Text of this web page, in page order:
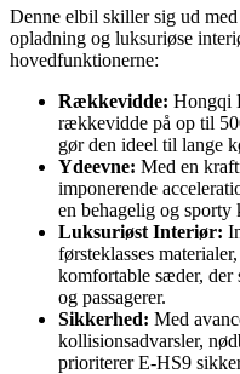
Denne elbil skiller sig ud
opladning og luksuriøse
hovedfunktionerne:
Rækkevidde: Hongqi
rækkevidde på op til
gør den ideel til lange
Ydeevne: Med en
imponerende
en behagelig og sporty
Luksuriøst Interiør:
førsteklasses
komfortable sæder, der
og passagerer.
Sikkerhed: Med
kollisionsadvarsler,
prioriterer E-HS9